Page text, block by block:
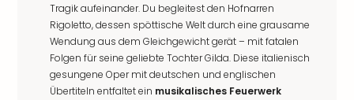
Tragik aufeinander. Du begleitest den Hofnarren
Rigoletto, dessen spöttische Welt durch eine grausame
Wendung aus dem Gleichgewicht gerät – mit fatalen
Folgen für seine geliebte Tochter Gilda. Diese italienisch
gesungene Oper mit deutschen und englischen
Übertiteln entfaltet ein musikalisches Feuerwerk